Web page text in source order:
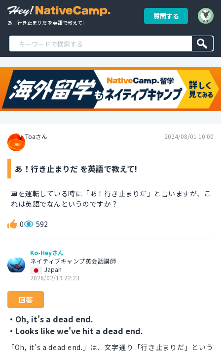
あ！行き止まりだ を英語で教えて!
質問する
Toaさん 2024/08/01 10:00
あ！行き止まりだ を英語で教えて!
車を運転している時に「あ！行き止まりだ」と言いますが、こ
れは英語でなんというのですか？
0 592
Ko-Heyさん
ネイティブキャンプ英会話講師
Japan
2026/02/19 22:23
回答
・Oh, it's a dead end.
・Looks like we've hit a dead end.
「Oh, it's a dead end.」は、文字通り「行き止まりだ」という